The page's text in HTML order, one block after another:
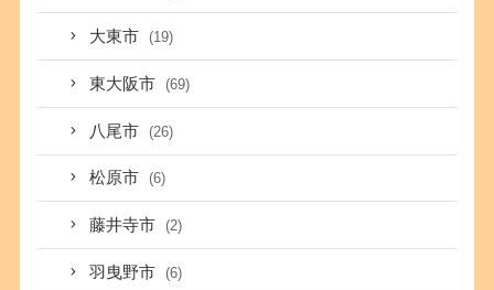
大東市 (19)
東大阪市 (69)
八尾市 (26)
松原市 (6)
藤井寺市 (2)
羽曳野市 (6)